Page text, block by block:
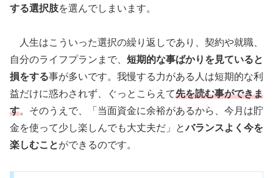
する選択肢を選んでしまいます。
人生はこういった選択の繰り返しであり、契約や就職、
自分のライフプランまで、 短期的な事ばかりを見ていると
損をする事が多いです。我慢する力がある人は短期的な利
益だけに惑わされず、ぐっとこらえて先を読む事ができま
す。そのうえで、「当面資金に余裕があるから、今月は貯
金を使って少し楽しんでも大丈夫だ」とバランスよく今を
楽しむことができるのです。